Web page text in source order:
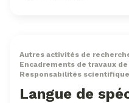
Autres activités de
Encadrements de travaux
Responsabilités
Langue de